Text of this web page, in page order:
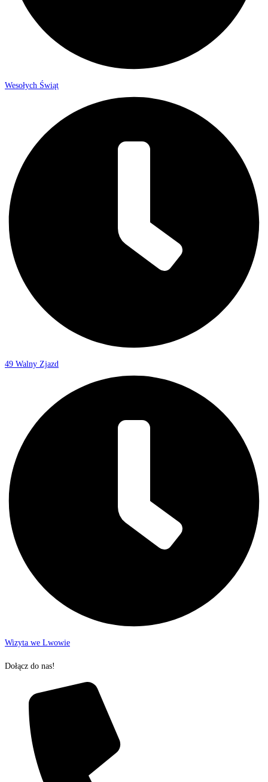
Wesołych Świąt
49 Walny Zjazd
Wizyta we Lwowie
Dołącz do nas!